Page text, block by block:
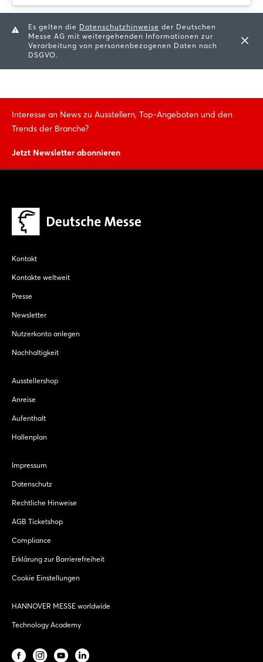
Es gelten die Datenschutzhinweise der Deutschen
Messe AG mit weitergehenden Informationen zur
Verarbeitung von personenbezogenen Daten nach
DSGVO.
Interesse an News zu Ausstellern, Top-Angeboten und den
Trends der Branche?
Jetzt Newsletter abonnieren
Kontakt
Kontakte weltweit
Presse
Newsletter
Nutzerkonto anlegen
Nachhaltigkeit
Ausstellershop
Anreise
Aufenthalt
Hallenplan
Impressum
Datenschutz
Rechtliche Hinweise
AGB Ticketshop
Compliance
Erklärung zur Barrierefreiheit
Cookie Einstellungen
HANNOVER MESSE worldwide
Technology Academy